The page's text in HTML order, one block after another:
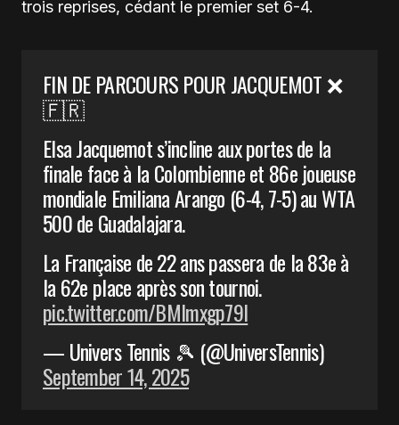
trois reprises, cédant le premier set 6-4.
FIN DE PARCOURS POUR JACQUEMOT ❌
🇫🇷
Elsa Jacquemot s’incline aux portes de la
finale face à la Colombienne et 86e joueuse
mondiale Emiliana Arango (6-4, 7-5) au WTA
500 de Guadalajara.
La Française de 22 ans passera de la 83e à
la 62e place après son tournoi.
pic.twitter.com/BMImxgp79I
— Univers Tennis 🎾 (@UniversTennis)
September 14, 2025